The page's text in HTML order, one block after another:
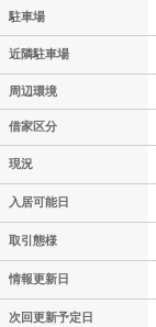
駐車場
近隣駐車場
周辺環境
借家区分
現況
入居可能日
取引態様
情報更新日
次回更新予定日